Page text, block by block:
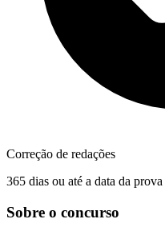
Correção de redações
365 dias ou até a data da prova
Sobre o concurso